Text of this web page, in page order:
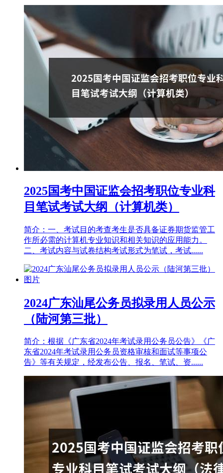
2025国考中国证监会招考职位专业科
目笔试考试大纲（计算机类）
简介：一、考试目的考查考生是否具备证券期货监管工
作所必需的计算机专业知识和相关知识的应用能力。
二、考试内容与试卷结构考试形式为笔试，考试......
2024广东汕尾公务员拟录用人员公示
（陆河第三批）
简介：根据《广东省2024年考试录用公务员公告》《广
东省2024年考试录用公务员资格审核和面试等事项公
告》等有关规定，经发布公告、报名、笔试、资......